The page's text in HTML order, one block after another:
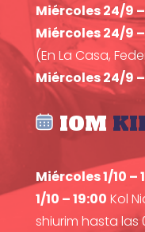
Miércoles 24/9
Miércoles 24/9
(En La Casa,
Miércoles 24/9 –
IOM
Miércoles 1/10 –
1/10 – 19:00 Kol
shiurim hasta las